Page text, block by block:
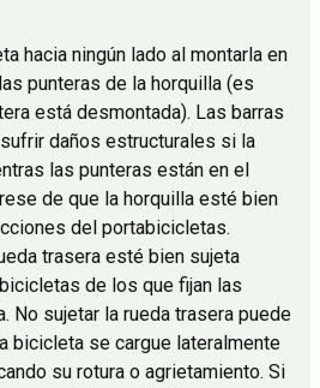
hacia ningún lado al montarla en
punteras de la horquilla (es
está desmontada). Las barras
daños estructurales si la
las punteras están en el
de que la horquilla esté bien
del portabicicletas.
trasera esté bien sujeta
de los que fijan las
No sujetar la rueda trasera puede
bicicleta se cargue lateralmente
su rotura o agrietamiento. Si